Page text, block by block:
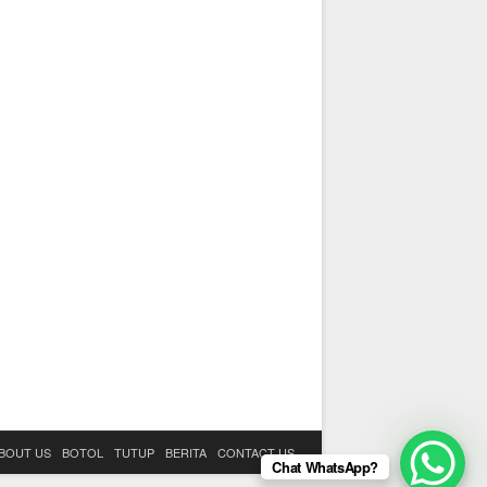
US BOTOL TUTUP BERITA CONTACT US
Chat WhatsApp?